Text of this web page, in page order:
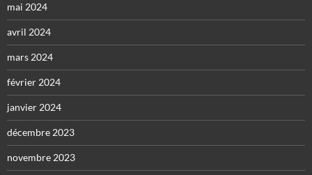
mai 2024
avril 2024
mars 2024
février 2024
janvier 2024
décembre 2023
novembre 2023